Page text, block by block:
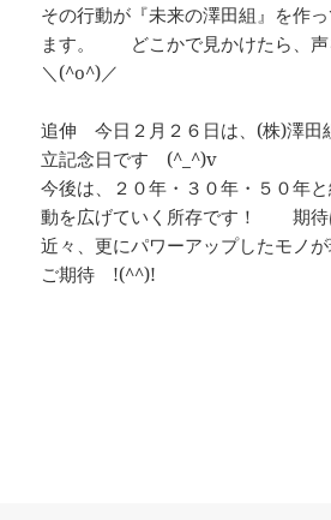
その行動が『未来の澤田組』を作
ます。 どこかで見かけたら、声
＼(^o^)／
追伸 今日２月２６日は、(株)澤田
立記念日です (^_^)v
今後は、２０年・３０年・５０年
動を広げていく所存です！ 期待
近々、更にパワーアップしたモ
ご期待 !(^^)!